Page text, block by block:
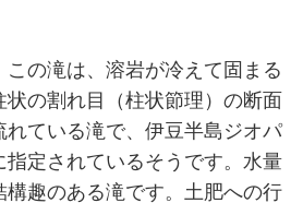
の滝は、溶岩が冷えて固まる
の割れ目（柱状節理）の断面
ている滝で、伊豆半島ジオパ
指定されているそうです。水量
構趣のある滝です。土肥への行